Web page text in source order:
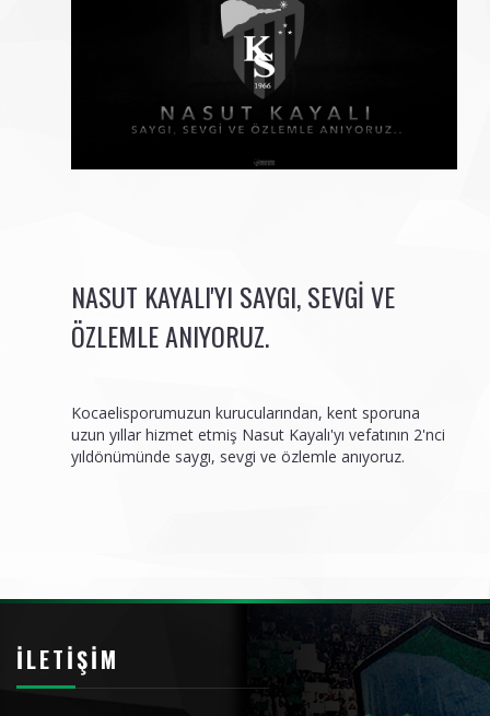
NASUT KAYALI'YI SAYGI, SEVGI VE
ÖZLEMLE ANIYORUZ.
Kocaelisporumuzun kurucularından, kent sporuna
uzun yıllar hizmet etmiş Nasut Kayalı'yı vefatının 2'nci
yıldönümünde saygı, sevgi ve özlemle anıyoruz.
İLETIŞIM